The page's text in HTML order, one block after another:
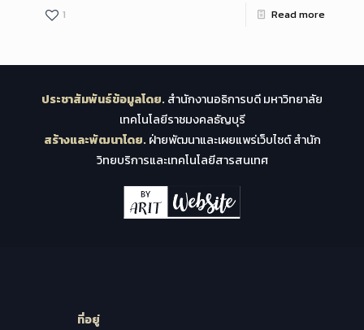
1 Read more
ประชาสัมพันธ์ข้อมูลโดย. สำนักงานอธิการบดี มหาวิทยาลัย
เทคโนโลยีราชมงคลธัญบุรี
สร้างและพัฒนาโดย. ฝ่ายพัฒนาและเผยแพร่เว็บไซต์ สำนัก
วิทยบริการและเทคโนโลยีสารสนเทศ
ที่อยู่